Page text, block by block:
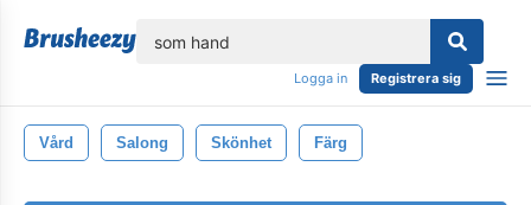
Logga in Registrera sig
Vård Salong Skönhet Färg